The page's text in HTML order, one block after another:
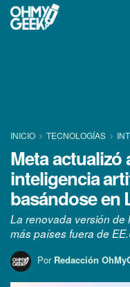
INICIO TECNOLOGÍ­AS
Meta actualizó
inteligencia
basándose en
La renovada versión de
más países fuera de
Por Redacción